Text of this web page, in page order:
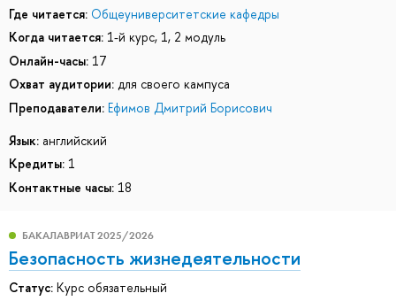
Где читается: Общеуниверситетские кафедры
Когда читается: 1-й курс, 1, 2 модуль
Онлайн-часы: 17
Охват аудитории: для своего кампуса
Преподаватели: Ефимов Дмитрий Борисович
Язык: английский
Кредиты: 1
Контактные часы: 18
БАКАЛАВРИАТ 2025/2026
Безопасность жизнедеятельности
Статус: Курс обязательный